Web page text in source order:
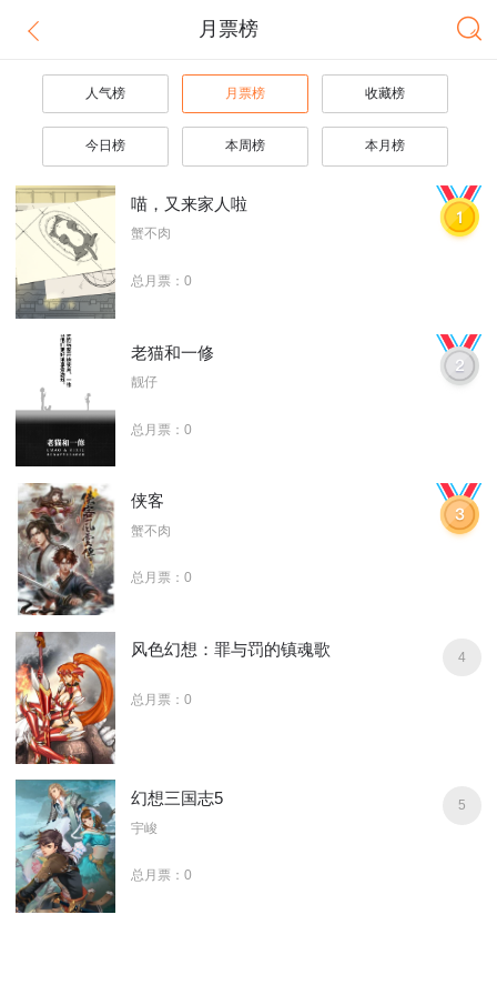
月票榜
人气榜 月票榜 收藏榜
今日榜 本周榜 本月榜
喵，又来家人啦
蟹不肉
总月票：0
老猫和一修
靓仔
总月票：0
侠客
蟹不肉
总月票：0
风色幻想：罪与罚的镇魂歌
总月票：0
4
幻想三国志5
宇峻
总月票：0
5